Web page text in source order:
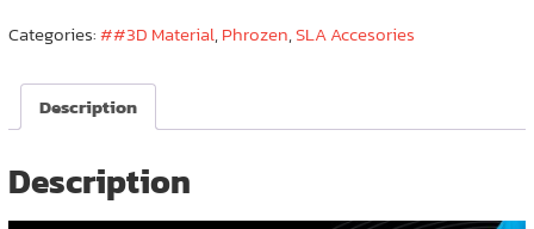
Putty
(Cures
Seconds)
quantity
Categories:##3D Material,Phrozen,SLA Accesories
Description
Description